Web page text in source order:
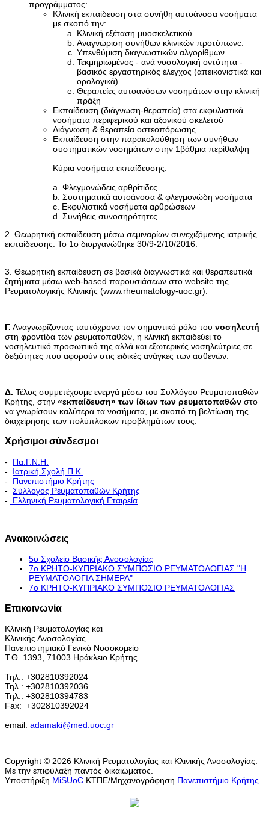
προγράμματος:
Κλινική εκπαίδευση στα συνήθη αυτοάνοσα νοσήματα
με σκοπό την:
Κλινική εξέταση μυοσκελετικού
Αναγνώριση συνήθων κλινικών προτύπωνc.
Υπενθύμιση διαγνωστικών αλγορίθμων
Τεκμηριωμένος - ανά νοσολογική οντότητα -
βασικός εργαστηρικός έλεγχος (απεικονιστικά και
ορολογικά)
Θεραπείες αυτοανόσων νοσημάτων στην κλινική
πράξη
Εκπαίδευση (διάγνωση-θεραπεία) στα εκφυλιστικά
νοσήματα περιφερικού και αξονικού σκελετού
Διάγνωση & θεραπεία οστεοπόρωσης
Εκπαίδευση στην παρακολούθηση των συνήθων
συστηματικών νοσημάτων στην 1βάθμια περίθαλψη
Κύρια νοσήματα εκπαίδευσης:
a. Φλεγμονώδεις αρθρίτιδες
b. Συστηματικά αυτοάνοσα & φλεγμονώδη νοσήματα
c. Εκφυλιστικά νοσήματα αρθρώσεων
d. Συνήθεις συνοσηρότητες
2. Θεωρητική εκπαίδευση μέσω σεμιναρίων συνεχιζόμενης ιατρικής
εκπαίδευσης. Το 1ο διοργανώθηκε 30/9-2/10/2016.
3. Θεωρητική εκπαίδευση σε βασικά διαγνωστικά και θεραπευτικά
ζητήματα μέσω web-based παρουσιάσεων στο website της
Ρευματολογικής Κλινικής (www.rheumatology-uoc.gr).
Γ. Αναγνωρίζοντας ταυτόχρονα τον σημαντικό ρόλο του νοσηλευτή
στη φροντίδα των ρευματοπαθών, η κλινική εκπαιδεύει το
νοσηλευτικό προσωπικό της αλλά και εξωτερικές νοσηλεύτριες σε
δεξιότητες που αφορούν στις ειδικές ανάγκες των ασθενών.
Δ. Τέλος συμμετέχουμε ενεργά μέσω του Συλλόγου Ρευματοπαθών
Κρήτης, στην «εκπαίδευση» των ίδιων των ρευματοπαθών στο
να γνωρίσουν καλύτερα τα νοσήματα, με σκοπό τη βελτίωση της
διαχείρησης των πολύπλοκων προβλημάτων τους.
Χρήσιμοι σύνδεσμοι
- Πα.Γ.Ν.Η.
- Ιατρική Σχολή Π.Κ.
- Πανεπιστήμιο Κρήτης
- Σύλλογος Ρευματοπαθών Κρήτης
-
Ελληνική Ρευματολογική Εταιρεία
Ανακοινώσεις
5ο Σχολείο Βασικής Ανοσολογίας
7ο ΚΡΗΤΟ-ΚΥΠΡΙΑΚΟ ΣΥΜΠΟΣΙΟ ΡΕΥΜΑΤΟΛΟΓΙΑΣ "H
ΡΕΥΜΑΤΟΛΟΓΙΑ ΣΗΜΕΡΑ"
7ο ΚΡΗΤΟ-ΚΥΠΡΙΑΚΟ ΣΥΜΠΟΣΙΟ ΡΕΥΜΑΤΟΛΟΓΙΑΣ
Επικοινωνία
Κλινική Ρευματολογίας και
Κλινικής Ανοσολογίας
Πανεπιστημιακό Γενικό Νοσοκομείο
Τ.Θ. 1393, 71003 Ηράκλειο Κρήτης
Τηλ.: +302810392024
Τηλ.: +302810392036
Τηλ.: +302810394783
Fax: +302810392024
email: adamaki@med.uoc.gr
Copyright © 2026 Κλινική Ρευματολογίας και Κλινικής Ανοσολογίας.
Με την επιφύλαξη παντός δικαιώματος.
Υποστήριξη MiSUoC ΚΤΠΕ/Μηχανογράφηση Πανεπιστήμιο Κρήτης